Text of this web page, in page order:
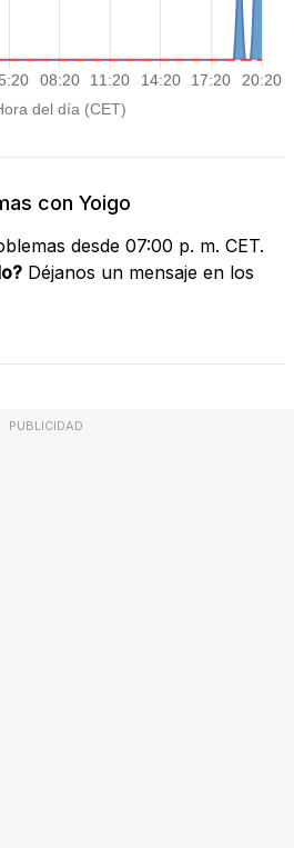
con Yoigo
desde 07:00 p. m. CET.
Déjanos un mensaje en los
PUBLICIDAD